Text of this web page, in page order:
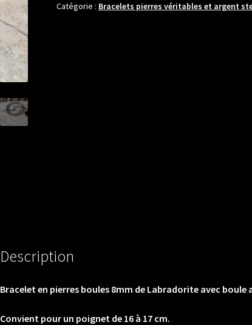
boules
Catégorie : Bracelets pierres véritables et argent
Description
Bracelet en pierres boules 8mm de Labradorite avec
Convient pour un poignet de 16 à 17 cm.